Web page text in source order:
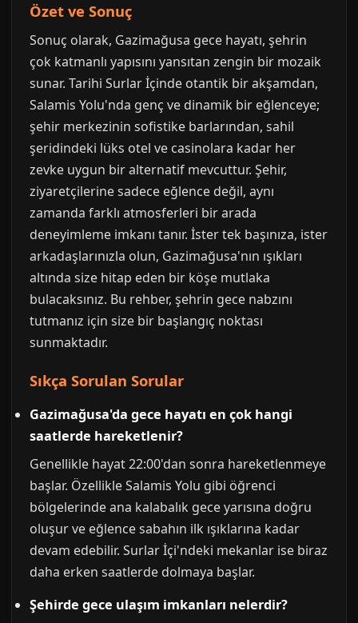
Özet ve Sonuç
Sonuç olarak, Gazimağusa gece hayatı, şehrin
çok katmanlı yapısını yansıtan zengin bir mozaik
sunar. Tarihi Surlar İçinde otantik bir akşamdan,
Salamis Yolu'nda genç ve dinamik bir eğlenceye;
şehir merkezinin sofistike barlarından, sahil
şeridindeki lüks otel ve casinolara kadar her
zevke uygun bir alternatif mevcuttur. Şehir,
ziyaretçilerine sadece eğlence değil, aynı
zamanda farklı atmosferleri bir arada
deneyimleme imkanı tanır. İster tek başınıza, ister
arkadaşlarınızla olun, Gazimağusa'nın ışıkları
altında size hitap eden bir köşe mutlaka
bulacaksınız. Bu rehber, şehrin gece nabzını
tutmanız için size bir başlangıç noktası
sunmaktadır.
Sıkça Sorulan Sorular
Gazimağusa'da gece hayatı en çok hangi
saatlerde hareketlenir?
Genellikle hayat 22:00'dan sonra hareketlenmeye
başlar. Özellikle Salamis Yolu gibi öğrenci
bölgelerinde ana kalabalık gece yarısına doğru
oluşur ve eğlence sabahın ilk ışıklarına kadar
devam edebilir. Surlar İçi'ndeki mekanlar ise biraz
daha erken saatlerde dolmaya başlar.
Şehirde gece ulaşım imkanları nelerdir?